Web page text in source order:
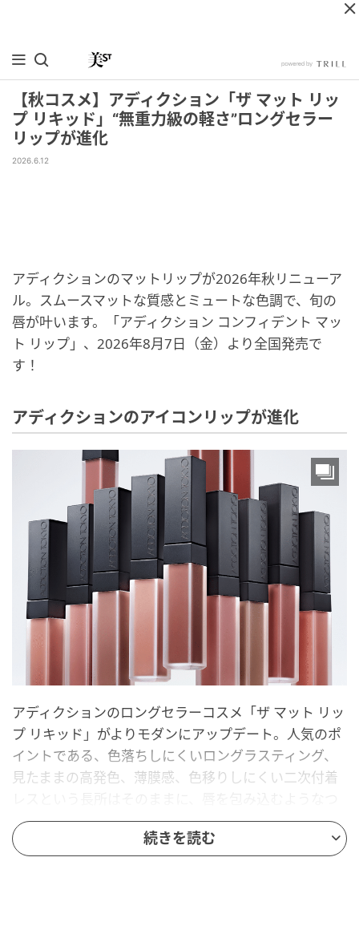
【秋コスメ】アディクション「ザ マット リッ
プ リキッド」“無重力級の軽さ”ロングセラー
リップが進化
2026.6.12
アディクションのマットリップが2026年秋リニューア
ル。スムースマットな質感とミュートな色調で、旬の
唇が叶います。「アディクション コンフィデント マッ
ト リップ」、2026年8月7日（金）より全国発売で
す！
アディクションのアイコンリップが進化
アディクションのロングセラーコスメ「ザ マット リッ
プ リキッド」がよりモダンにアップデート。人気のポ
イントである、色落ちしにくいロングラスティング、
見たままの高発色、薄膜感、色移りしにくい二次付着
け心地の良さがパワーアップします。無重力のように
軽く、保湿感のある使用感は、一度試すとやみつきに
続きを読む